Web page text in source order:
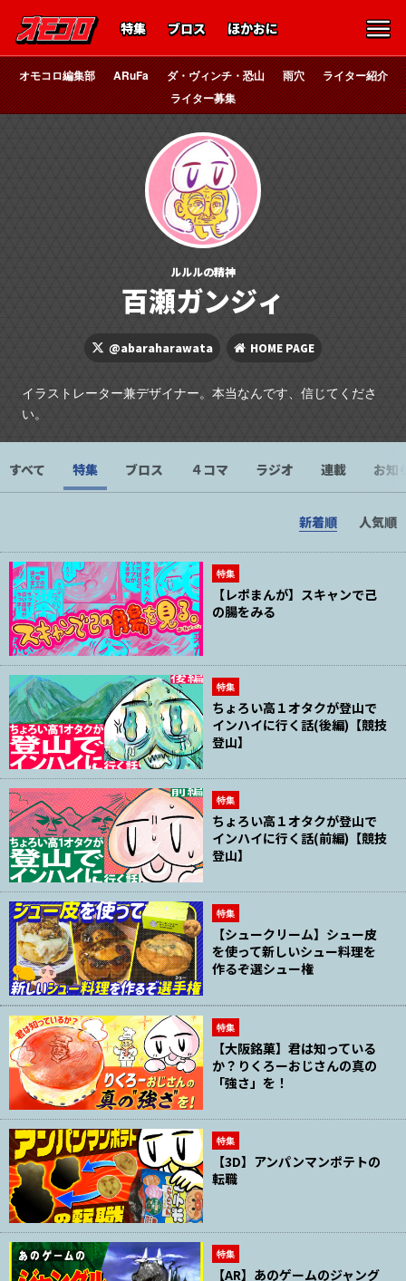
特集 ブロス ほかおに
オモコロ編集部 ARuFa ダ・ヴィンチ・恐山 雨穴
ライター紹介
ライター募集
ルルルの精神
百瀬ガンジィ
@abaraharawata HOME PAGE
イラストレーター兼デザイナー。本当なんです、信じてくださ
い。
すべて 特集 ブロス ４コマ ラジオ 連載 お知
新着順 人気順
特集
【レポまんが】スキャンで己
の腸をみる
特集
ちょろい高１オタクが登山で
インハイに行く話(後編)【競技
登山】
特集
ちょろい高１オタクが登山で
インハイに行く話(前編)【競技
登山】
特集
【シュークリーム】シュー皮
を使って新しいシュー料理を
作るぞ選シュー権
特集
【大阪銘菓】君は知っている
か？りくろーおじさんの真の
「強さ」を！
特集
【3D】アンパンマンポテトの
転職
特集
【AR】あのゲームのジャング